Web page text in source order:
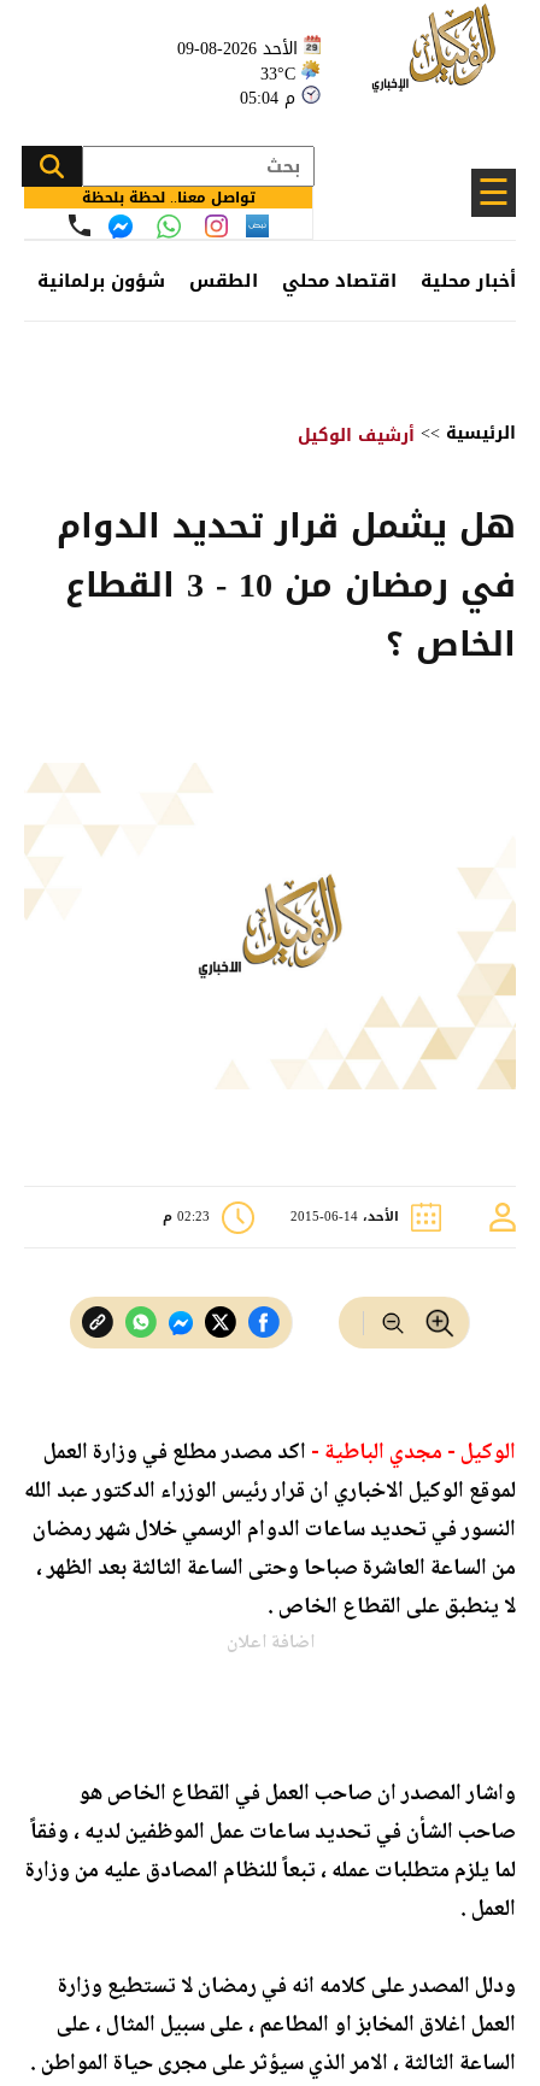
الأحد 2026-08-09
33°C
05:04 م
☰ تواصل معنا.. لحظة بلحظة
أخبار محلية اقتصاد محلي الطقس شؤون برلمانية
الرئيسية >> أرشيف الوكيل
هل يشمل قرار تحديد الدوام
في رمضان من 10 - 3 القطاع
الخاص ؟
الأحد، 14-06-2015 02:23 م
الوكيل - مجدي الباطية -اكد مصدر مطلع في وزارة العمل
لموقع الوكيل الاخباري ان قرار رئيس الوزراء الدكتور عبد الله
النسور في تحديد ساعات الدوام الرسمي خلال شهر رمضان
من الساعة العاشرة صباحا وحتى الساعة الثالثة بعد الظهر ،
لا ينطبق على القطاع الخاص .
اضافة اعلان
واشار المصدر ان صاحب العمل في القطاع الخاص هو
صاحب الشأن في تحديد ساعات عمل الموظفين لديه ، وفقاً
لما يلزم متطلبات عمله ، تبعاً للنظام المصادق عليه من وزارة
العمل .
ودلل المصدر على كلامه انه في رمضان لا تستطيع وزارة
العمل اغلاق المخابز او المطاعم ، على سبيل المثال ، على
الساعة الثالثة ، الامر الذي سيؤثر على مجرى حياة المواطن .